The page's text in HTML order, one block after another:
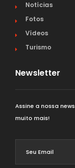
Notícias
Fotos
Vídeos
Turismo
Newsletter
Assine a nossa
muito mais!